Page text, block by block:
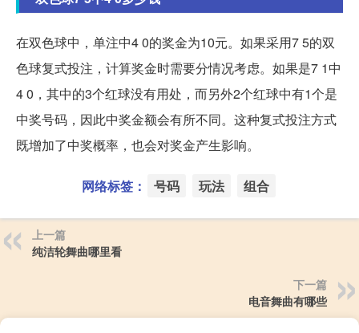
在双色球中，单注中4 0的奖金为10元。如果采用7 5的双
色球复式投注，计算奖金时需要分情况考虑。如果是7 1中
4 0，其中的3个红球没有用处，而另外2个红球中有1个是
中奖号码，因此中奖金额会有所不同。这种复式投注方式
既增加了中奖概率，也会对奖金产生影响。
网络标签： 号码 玩法 组合
上一篇
纯洁轮舞曲哪里看
下一篇
电音舞曲有哪些